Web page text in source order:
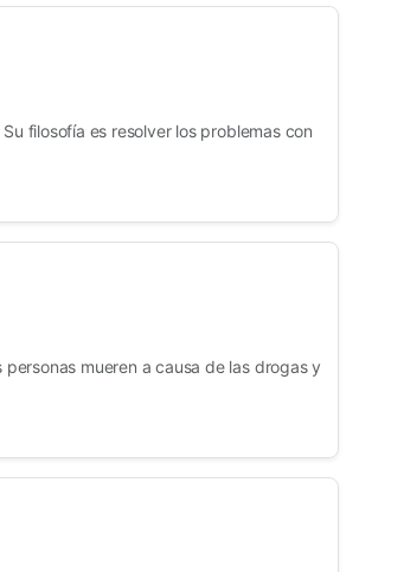
filosofía es resolver los problemas con
mueren a causa de las drogas y